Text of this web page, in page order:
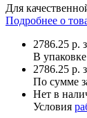
Для
Подробнее о
2786.25 р.
В
2786.25 р.
По сумме
Нет в
Условия